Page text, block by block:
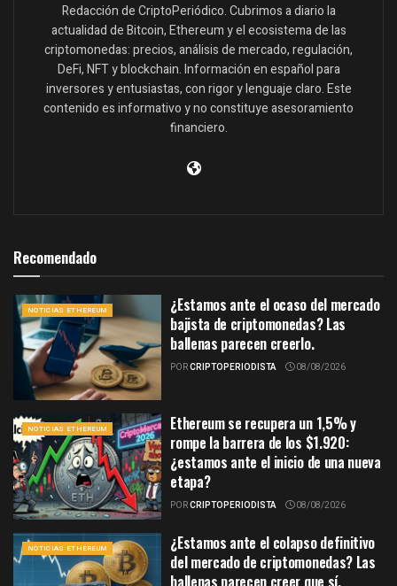
Redacción de CriptoPeriódico. Cubrimos a diario la
actualidad de Bitcoin, Ethereum y el ecosistema de las
criptomonedas: precios, análisis de mercado, regulación,
DeFi, NFT y blockchain. Información en español para
inversores y entusiastas, con rigor y lenguaje claro. Este
contenido es informativo y no constituye asesoramiento
financiero.
Recomendado
NOTICIAS ETHEREUM
¿Estamos ante el ocaso del mercado
bajista de criptomonedas? Las
ballenas parecen creerlo.
PORCRIPTOPERIODISTA 08/08/2026
NOTICIAS ETHEREUM
Ethereum se recupera un 1,5% y
rompe la barrera de los $1.920:
¿estamos ante el inicio de una nueva
etapa?
PORCRIPTOPERIODISTA 08/08/2026
NOTICIAS ETHEREUM
¿Estamos ante el colapso definitivo
del mercado de criptomonedas? Las
ballenas parecen creer que sí.